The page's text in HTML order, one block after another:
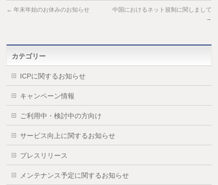
← 年末年始のお休みのお知らせ
中国におけるネット規制に関しまして
→
カテゴリー
ICPに関するお知らせ
キャンペーン情報
ご利用中・検討中の方向け
サービス向上に関するお知らせ
プレスリリース
メンテナンス予定に関するお知らせ